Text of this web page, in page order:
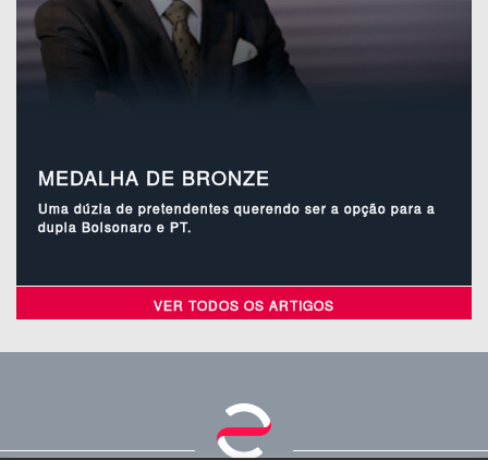
MEDALHA DE BRONZE
Uma dúzia de pretendentes querendo ser a opção para a
dupla Bolsonaro e PT.
VER TODOS OS ARTIGOS